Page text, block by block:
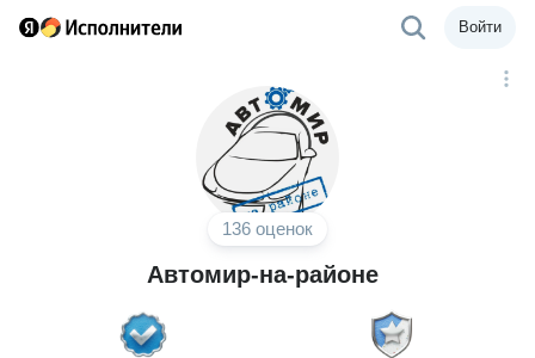
Войти
136 оценок
Автомир-на-районе